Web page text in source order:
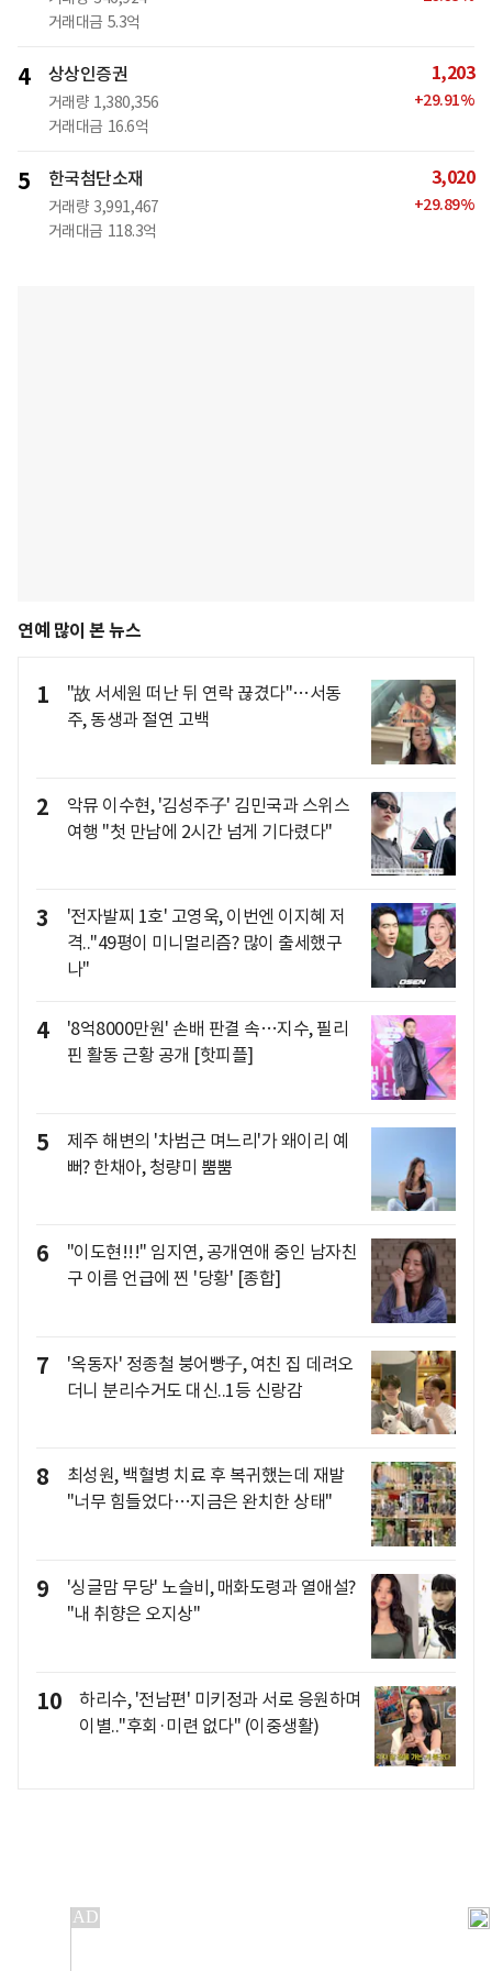
거래대금 5.3억
4 상상인증권
거래량 1,380,356
거래대금 16.6억
1,203
+29.91%
5 한국첨단소재
거래량 3,991,467
거래대금 118.3억
3,020
+29.89%
연예 많이 본 뉴스
1
"故 서세원 떠난 뒤 연락 끊겼다"…서동
주, 동생과 절연 고백
2
악뮤 이수현, '김성주子' 김민국과 스위스
여행 "첫 만남에 2시간 넘게 기다렸다"
3
'전자발찌 1호' 고영욱, 이번엔 이지혜 저
격.."49평이 미니멀리즘? 많이 출세했구
나"
4
'8억8000만원' 손배 판결 속…지수, 필리
핀 활동 근황 공개 [핫피플]
5
제주 해변의 '차범근 며느리'가 왜이리 예
뻐? 한채아, 청량미 뿜뿜
6
"이도현!!!" 임지연, 공개연애 중인 남자친
구 이름 언급에 찐 '당황' [종합]
7
'옥동자' 정종철 붕어빵子, 여친 집 데려오
더니 분리수거도 대신..1등 신랑감
8
최성원, 백혈병 치료 후 복귀했는데 재발
"너무 힘들었다…지금은 완치한 상태"
9
'싱글맘 무당' 노슬비, 매화도령과 열애설?
"내 취향은 오지상"
10
하리수, '전남편' 미키정과 서로 응원하며
이별.."후회·미련 없다" (이중생활)